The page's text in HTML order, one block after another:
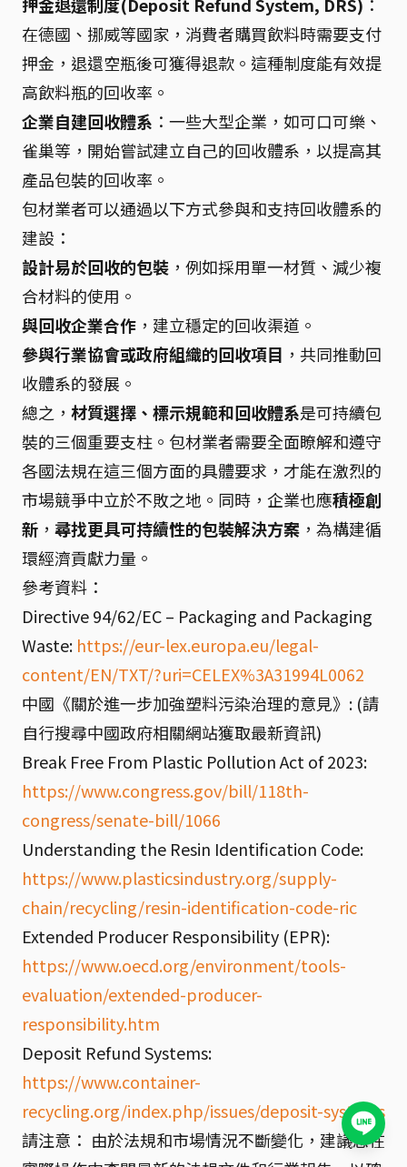
在德國、挪威等國家，消費者購買飲料時需要支付
押金，退還空瓶後可獲得退款。這種制度能有效提
高飲料瓶的回收率。
企業自建回收體系 ：一些大型企業，如可口可樂、
雀巢等，開始嘗試建立自己的回收體系，以提高其
產品包裝的回收率。
包材業者可以通過以下方式參與和支持回收體系的
建設：
設計易於回收的包裝 ，例如採用單一材質、減少複
合材料的使用。
與回收企業合作 ，建立穩定的回收渠道。
參與行業協會或政府組織的回收項目 ，共同推動回
收體系的發展。
總之， 材質選擇、標示規範和回收體系是可持續包
裝的三個重要支柱。包材業者需要全面瞭解和遵守
各國法規在這三個方面的具體要求，才能在激烈的
市場競爭中立於不敗之地。同時，企業也應積極創
新 ， 尋找更具可持續性的包裝解決方案 ，為構建循
環經濟貢獻力量。
參考資料：
Directive 94/62/EC – Packaging and Packaging
Waste: https://eur-lex.europa.eu/legal-
content/EN/TXT/?uri=CELEX%3A31994L0062
中國《關於進一步加強塑料污染治理的意見》: (請
自行搜尋中國政府相關網站獲取最新資訊)
Break Free From Plastic Pollution Act of 2023:
https://www.congress.gov/bill/118th-
congress/senate-bill/1066
Understanding the Resin Identification Code:
https://www.plasticsindustry.org/supply-
chain/recycling/resin-identification-code-ric
Extended Producer Responsibility (EPR):
https://www.oecd.org/environment/tools-
evaluation/extended-producer-
responsibility.htm
Deposit Refund Systems:
https://www.container-
recycling.org/index.php/issues/deposit-systems
請注意： 由於法規和市場情況不斷變化，建議您在